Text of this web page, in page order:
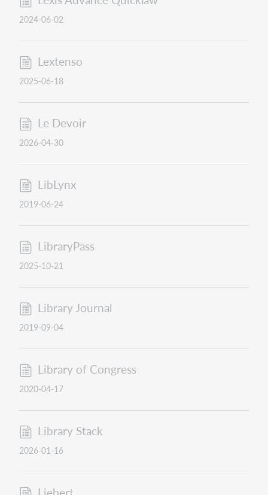
2024-06-02
Lextenso
2025-06-18
Le Devoir
2026-04-30
LibLynx
2019-06-24
LibraryPass
2025-10-21
Library Journal
2019-09-04
Library of Congress
2020-04-17
Library Stack
2026-01-16